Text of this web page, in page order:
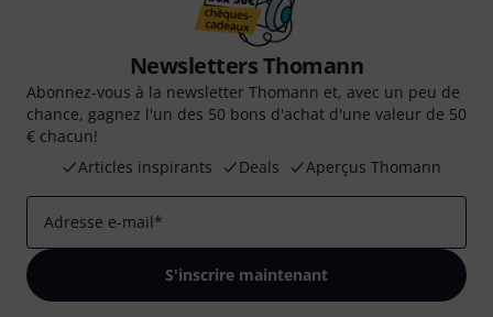
Newsletters Thomann
Abonnez-vous à la newsletter Thomann et, avec un peu de
chance, gagnez l'un des 50 bons d'achat d'une valeur de 50
€ chacun!
Articles inspirants
Deals Aperçus Thomann
Adresse e-mail*
S'inscrire maintenant